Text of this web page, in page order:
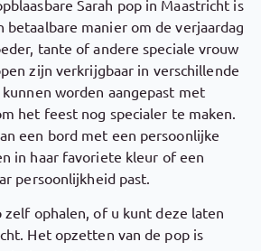
Sarah pop in Maastricht is
betaalbare manier om de verjaardag
tante of andere speciale vrouw
zijn verkrijgbaar in verschillende
worden aangepast met
het feest nog specialer te maken.
een bord met een persoonlijke
in haar favoriete kleur of een
persoonlijkheid past.
zelf ophalen, of u kunt deze laten
Het opzetten van de pop is